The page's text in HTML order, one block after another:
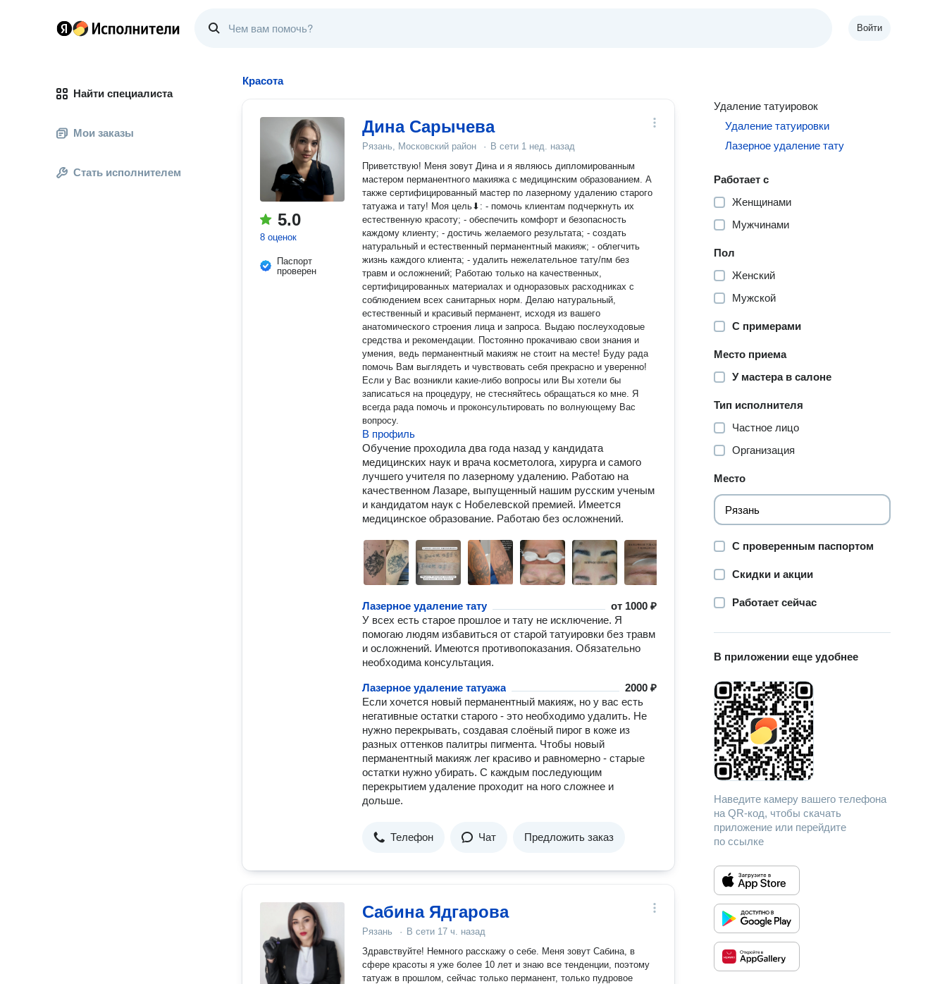
Войти
Найти специалиста
Мои заказы
Стать исполнителем
Красота
5.0
8 оценок
Паспорт
проверен
Дина Сарычева
Рязань, Московский район · В сети 1 нед. назад
Приветствую! Меня зовут Дина и я являюсь дипломированным
мастером перманентного макияжа с медицинским образованием. А
также сертифицированный мастер по лазерному удалению старого
татуажа и тату! Моя цель⬇: - помочь клиентам подчеркнуть их
естественную красоту; - обеспечить комфорт и безопасность
каждому клиенту; - достичь желаемого результата; - создать
натуральный и естественный перманентный макияж; - облегчить
жизнь каждого клиента; - удалить нежелательное тату/пм без
травм и осложнений; Работаю только на качественных,
сертифицированных материалах и одноразовых расходниках с
соблюдением всех санитарных норм. Делаю натуральный,
естественный и красивый перманент, исходя из вашего
анатомического строения лица и запроса. Выдаю послеуходовые
средства и рекомендации. Постоянно прокачиваю свои знания и
умения, ведь перманентный макияж не стоит на месте! Буду рада
помочь Вам выглядеть и чувствовать себя прекрасно и уверенно!
Если у Вас возникли какие-либо вопросы или Вы хотели бы
записаться на процедуру, не стесняйтесь обращаться ко мне. Я
всегда рада помочь и проконсультировать по волнующему Вас
вопросу.
В профиль
Обучение проходила два года назад у кандидата
медицинских наук и врача косметолога, хирурга и самого
лучшего учителя по лазерному удалению. Работаю на
качественном Лазаре, выпущенный нашим русским ученым
и кандидатом наук с Нобелевской премией. Имеется
медицинское образование. Работаю без осложнений.
Лазерное удаление тату от 1000 ₽
У всех есть старое прошлое и тату не исключение. Я
помогаю людям избавиться от старой татуировки без травм
и осложнений. Имеются противопоказания. Обязательно
необходима консультация.
Лазерное удаление татуажа
2000 ₽
Если хочется новый перманентный макияж, но у вас есть
негативные остатки старого - это необходимо удалить. Не
нужно перекрывать, создавая слоёный пирог в коже из
разных оттенков палитры пигмента. Чтобы новый
перманентный макияж лег красиво и равномерно - старые
остатки нужно убирать. С каждым последующим
перекрытием удаление проходит на ного сложнее и
дольше.
Телефон Чат Предложить заказ
Сабина Ядгарова
Рязань · В сети 17 ч. назад
Здравствуйте! Немного расскажу о себе. Меня зовут Сабина, в
сфере красоты я уже более 10 лет и знаю все тенденции, поэтому
татуаж в прошлом, сейчас только перманент, только пудровое
Удаление татуировок
Удаление татуировки
Лазерное удаление тату
Работает с
Женщинами
Мужчинами
Пол
Женский
Мужской
С примерами
Место приема
У мастера в салоне
Тип исполнителя
Частное лицо
Организация
Место
С проверенным паспортом
Скидки и акции
Работает сейчас
В приложении еще удобнее
Наведите камеру вашего телефона
на QR-код, чтобы скачать
приложение или перейдите
по ссылке